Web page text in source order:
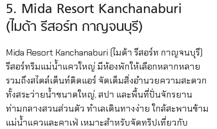
5. Mida Resort Kanchanaburi
(ไมด้า รีสอร์ท กาญจนบุรี)
Mida Resort Kanchanaburi (ไมด้า รีสอร์ท กาญจนบุรี)
รีสอร์ทริมแม่น้ำแควใหญ่ มีห้องพักให้เลือกหลากหลาย
รวมถึงสไตล์เต็นท์ติดแอร์ จัดเต็มสิ่งอำนวยความสะดวก
ทั้งสระว่ายน้ำขนาดใหญ่, สปา และพื้นที่ปั่นจักรยาน
ท่ามกลางสวนส่วนตัว ทำเลเดินทางง่าย ใกล้สะพานข้าม
แม่น้ำแควและคาเฟ่ เหมาะสำหรับจัดทริปเที่ยวกับ